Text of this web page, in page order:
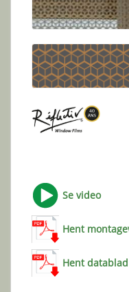
Se video
Hent
Hent datablad